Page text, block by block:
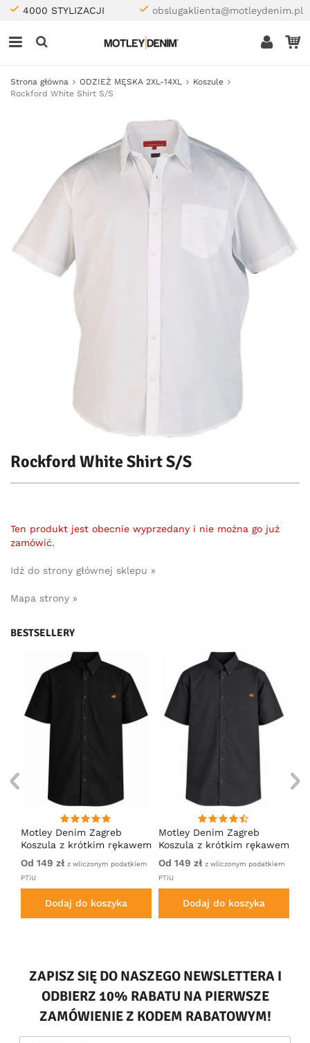
4000 STYLIZACJI obslugaklienta@motleydenim.pl
Strona główna ODZIEŻ MĘSKA 2XL-14XL
Koszule
Rockford White Shirt S/S
Rockford White Shirt S/S
Ten produkt jest obecnie wyprzedany i nie można go już
zamówić.
Idź do strony głównej sklepu »
Mapa strony »
BESTSELLERY
Motley Denim Zagreb
Koszula z krótkim rękawem
Czarny
Od 149 zł z wliczonym podatkiem
PTiU
Dodaj do koszyka
Motley Denim Zagreb
Koszula z krótkim rękawem
Antracytowy
Od 149 zł z wliczonym podatkiem
PTiU
Dodaj do koszyka
ZAPISZ SIĘ DO NASZEGO NEWSLETTERA I
ODBIERZ 10% RABATU NA PIERWSZE
ZAMÓWIENIE Z KODEM RABATOWYM!